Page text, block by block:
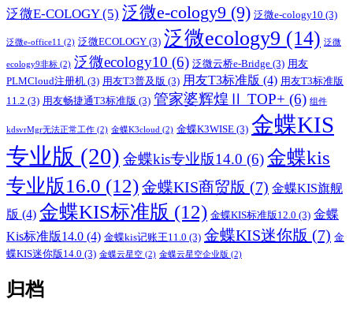
泛微E-COLOGY(5) 泛微e-cology9 (9) 泛微e-cology10 (3)
泛微e-office11 (2) 泛微ECOLOGY (3) 泛微ecology9 (14) 泛微
ecology9非标 (2) 泛微ecology10 (6) 泛微云桥e-Bridge (3) 用友
PLMCloud注册机 (3) 用友T3普及版 (3) 用友T3标准版 (4) 用友T3标准版
11.2 (3) 用友畅捷通T3标准版 (3) 管家婆辉煌Ⅱ TOP+ (6) 组件
kdsvrMgr无法正常工作 (2) 金蝶K3cloud (2) 金蝶K3WISE (3) 金蝶KIS
专业版 (20) 金蝶kis专业版14.0 (6)金蝶kis
专业版16.0 (12)金蝶KIS商贸版 (7) 金蝶KIS旗舰
版 (4) 金蝶KIS标准版 (12) 金蝶KIS标准版12.0 (3) 金蝶
Kis标准版14.0 (4) 金蝶kis记账王11.0 (3) 金蝶KIS迷你版 (7) 金
蝶KIS迷你版14.0 (3) 金蝶云星空 (2) 金蝶云星空企业版 (2)
归档